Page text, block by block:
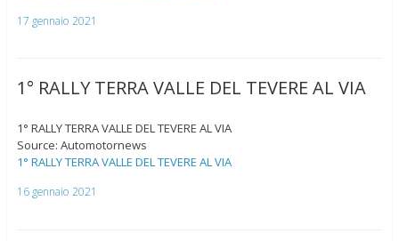
17 gennaio 2021
1° RALLY TERRA VALLE DEL TEVERE AL VIA
1° RALLY TERRA VALLE DEL TEVERE AL VIA
Source: Automotornews
1° RALLY TERRA VALLE DEL TEVERE AL VIA
16 gennaio 2021